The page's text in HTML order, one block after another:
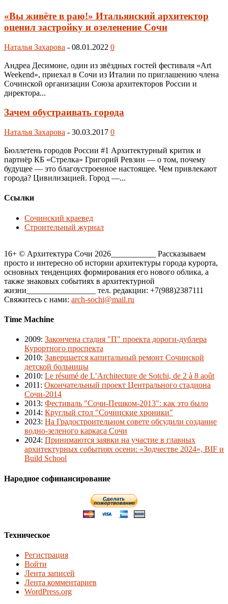
«Вы живёте в раю!» Итальянский архитектор
оценил застройку и озеленение Сочи
Наталья Захарова - 08.01.2022 0
Андреа Десимоне, один из звёздных гостей фестиваля «Art
Weekend», приехал в Сочи из Италии по приглашению члена
Сочинской организации Союза архитекторов России и
директора...
Зачем обустраивать города
Наталья Захарова - 30.03.2017 0
Бюллетень городов России #1 Архитектурный критик и
партнёр КБ «Стрелка» Григорий Ревзин — о том, почему
будущее — это благоустроенное настоящее. Чем привлекают
города? Цивилизацией. Город —...
Ссылки
Сочинский краевед
Строительный журнал
16+ © Архитектура Сочи 2026___________ Рассказываем
просто и интересно об истории архитектуры города курорта,
основных тенденциях формирования его нового облика, а
также знаковых событиях в архитектурной
жизни_________________ тел. редакции: +7(988)2387111
Свяжитесь с нами: arch-sochi@mail.ru
Time Machine
2009: Закончена стадия "П" проекта дороги-дублера
Курортного проспекта
2010: Завершается капитальный ремонт Сочинской
детской больницы
2010: Le résumé de L’Architecture de Sotchi, de 2 à 8 août
2011 : Окончательный проект Центрального стадиона
Сочи-2014
2013: Фестиваль "Сочи-Пешком-2013": как это было
2014: Круглый стол "Сочинские хроники"
2023: На Градостроительном совете обсудили создание
водно-зеленого каркаса Сочи
2024: Принимаются заявки на участие в главных
архитектурных событиях осени: «Зодчестве 2024», BIF и
Build School
Народное софинансирование
Техническое
Регистрация
Войти
Лента записей
Лента комментариев
WordPress.org